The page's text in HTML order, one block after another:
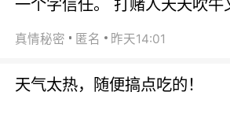
一个字信任。 打赌人天天吹牛
真情秘密 匿名 昨天14:01
天气太热，随便搞点吃的！